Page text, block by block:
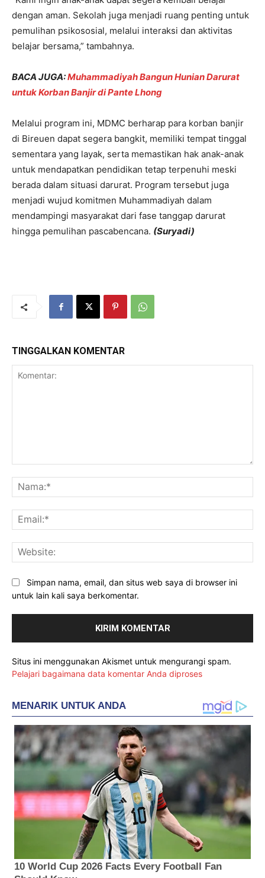
dengan aman. Sekolah juga menjadi ruang penting untuk
pemulihan psikososial, melalui interaksi dan aktivitas
belajar bersama,” tambahnya.
BACA JUGA:Muhammadiyah Bangun Hunian Darurat
untuk Korban Banjir di Pante Lhong
Melalui program ini, MDMC berharap para korban banjir
di Bireuen dapat segera bangkit, memiliki tempat tinggal
sementara yang layak, serta memastikan hak anak-anak
untuk mendapatkan pendidikan tetap terpenuhi meski
berada dalam situasi darurat. Program tersebut juga
menjadi wujud komitmen Muhammadiyah dalam
mendampingi masyarakat dari fase tanggap darurat
hingga pemulihan pascabencana. (Suryadi)
TINGGALKAN KOMENTAR
Simpan nama, email, dan situs web saya di browser ini
untuk lain kali saya berkomentar.
Situs ini menggunakan Akismet untuk mengurangi spam.
Pelajari bagaimana data komentar Anda diproses